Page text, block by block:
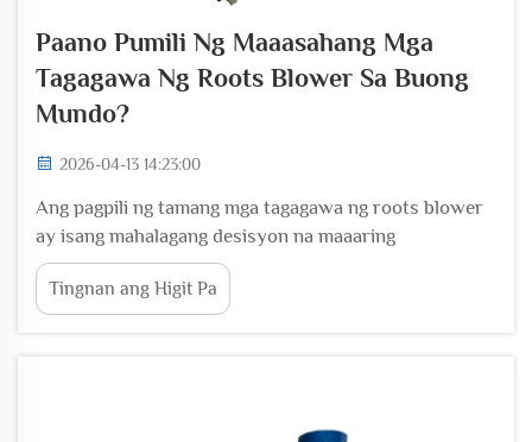
Paano Pumili Ng Maaasahang Mga
Tagagawa Ng Roots Blower Sa Buong
Mundo?
2026-04-13 14:23:00
Ang pagpili ng tamang mga tagagawa ng roots blower
ay isang mahalagang desisyon na maaaring
makaimpluwensya nang malaki sa iyong operasyon sa
industriya, sa gastos sa pagpapanatili, at sa
pangmatagalang produktibidad. Sa maraming tagagawa
Tingnan ang Higit Pa